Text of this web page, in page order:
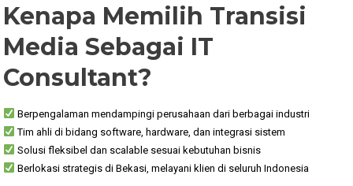
Kenapa Memilih Transisi
Media Sebagai IT
Consultant?
Berpengalaman mendampingi perusahaan dari berbagai industri
Tim ahli di bidang software, hardware, dan integrasi sistem
Solusi fleksibel dan scalable sesuai kebutuhan bisnis
Berlokasi strategis di Bekasi, melayani klien di seluruh Indonesia